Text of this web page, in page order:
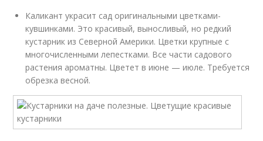
Каликант украсит сад оригинальными цветками-
кувшинками. Это красивый, выносливый, но редкий
кустарник из Северной Америки. Цветки крупные с
многочисленными лепестками. Все части садового
растения ароматны. Цветет в июне — июле. Требуется
обрезка весной.